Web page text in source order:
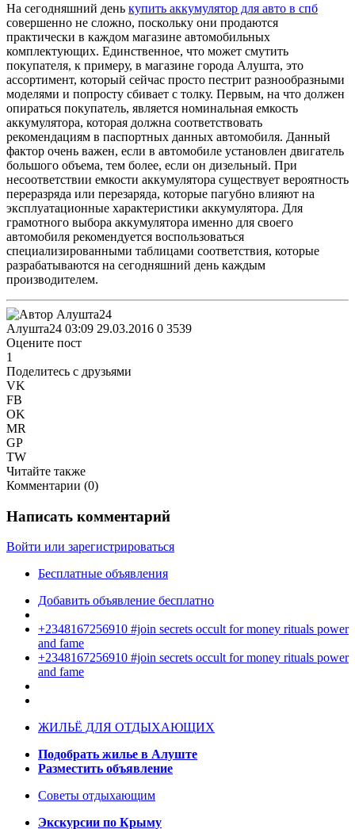
На сегодняшний день купить аккумулятор для авто в спб
совершенно не сложно, поскольку они продаются
практически в каждом магазине автомобильных
комплектующих. Единственное, что может смутить
покупателя, к примеру, в магазине города Алушта, это
ассортимент, который сейчас просто пестрит разнообразными
моделями и попросту сбивает с толку. Первым, на что должен
опираться покупатель, является номинальная емкость
аккумулятора, которая должна соответствовать
рекомендациям в паспортных данных автомобиля. Данный
фактор очень важен, если в автомобиле установлен двигатель
большого объема, тем более, если он дизельный. При
несоответствии емкости аккумулятора существует вероятность
переразряда или перезаряда, которые пагубно влияют на
эксплуатационные характеристики аккумулятора. Для
грамотного выбора аккумулятора именно для своего
автомобиля рекомендуется воспользоваться
специализированными таблицами соответствия, которые
разрабатываются на сегодняшний день каждым
производителем.
Алушта24 03:09 29.03.2016 0 3539
Оцените пост
1
Поделитесь с друзьями
VK
FB
OK
MR
GP
TW
Читайте также
Комментарии (0)
Написать комментарий
Войти или зарегистрироваться
Бесплатные объявления
Добавить объявление бесплатно
+2348167256910 #join secrets occult for money rituals power
and fame
+2348167256910 #join secrets occult for money rituals power
and fame
ЖИЛЬЁ ДЛЯ ОТДЫХАЮЩИХ
Подобрать жилье в Алуште
Разместить объявление
Советы отдыхающим
Экскурсии по Крыму